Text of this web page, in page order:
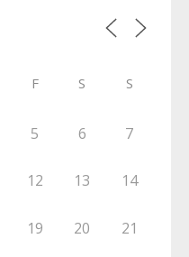
F S S
5 6 7
12 13 14
19 20 21